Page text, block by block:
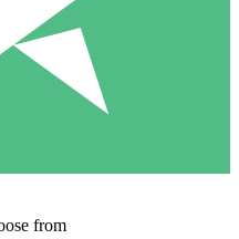
from